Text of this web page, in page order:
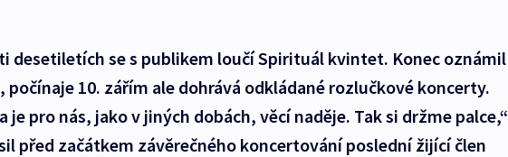
desetiletích se s publikem loučí Spirituál kvintet. Konec oznámil
počínaje 10. zářím ale dohrává odkládané rozlučkové koncerty.
je pro nás, jako v jiných dobách, věcí naděje. Tak si držme palce,“
před začátkem závěrečného koncertování poslední žijící člen